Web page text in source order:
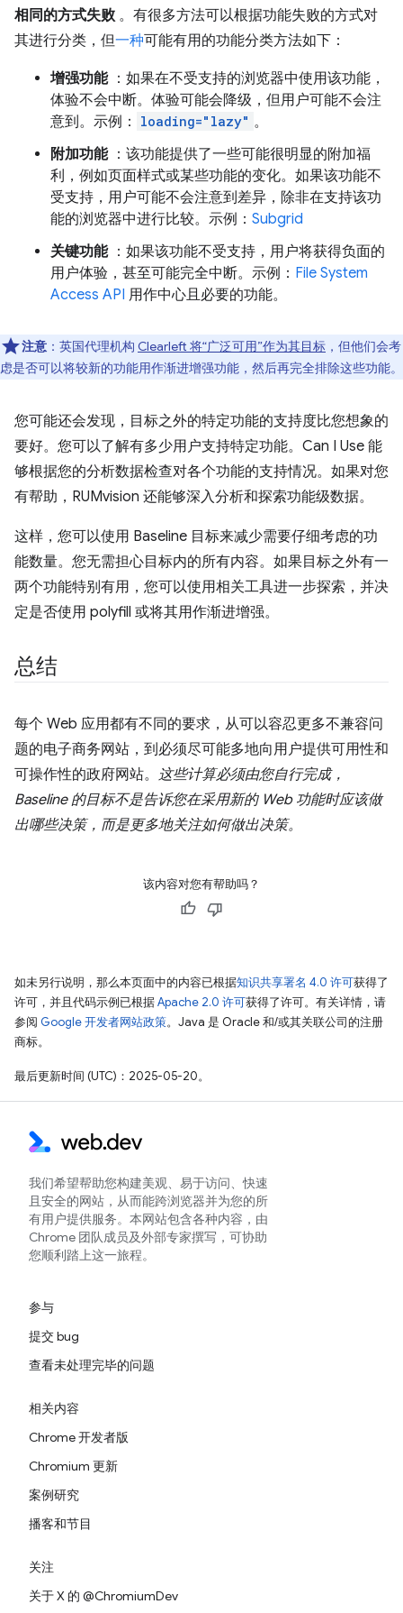
相同的方式失败 。有很多方法可以根据功能失败的方式对
其进行分类，但一种可能有用的功能分类方法如下：
增强功能：如果在不受支持的浏览器中使用该功能，
体验不会中断。体验可能会降级，但用户可能不会注
意到。示例：
loading="lazy" 。
附加功能：该功能提供了一些可能很明显的附加福
利，例如页面样式或某些功能的变化。如果该功能不
受支持，用户可能不会注意到差异，除非在支持该功
能的浏览器中进行比较。示例： Subgrid
关键功能：如果该功能不受支持，用户将获得负面的
用户体验，甚至可能完全中断。示例： File System
Access API 用作中心且必要的功能。
注意 ：英国代理机构 Clearleft 将“广泛可用”作为其目标 ，但他们会考
虑是否可以将较新的功能用作渐进增强功能，然后再完全排除这些功能。
您可能还会发现，目标之外的特定功能的支持度比您想象的
要好。您可以了解有多少用户支持特定功能。Can I Use 能
够根据您的分析数据检查对各个功能的支持情况。如果对您
有帮助，RUMvision 还能够深入分析和探索功能级数据。
这样，您可以使用 Baseline 目标来减少需要仔细考虑的功
能数量。您无需担心目标内的所有内容。如果目标之外有一
两个功能特别有用，您可以使用相关工具进一步探索，并决
定是否使用 polyfill 或将其用作渐进增强。
总结
每个 Web 应用都有不同的要求，从可以容忍更多不兼容问
题的电子商务网站，到必须尽可能多地向用户提供可用性和
可操作性的政府网站。 这些计算必须由您自行完成，
Baseline 的目标不是告诉您在采用新的 Web 功能时应该做
出哪些决策，而是更多地关注如何做出决策。
该内容对您有帮助吗？
如未另行说明，那么本页面中的内容已根据知识共享署名 4.0 许可获得了
许可，并且代码示例已根据Apache 2.0 许可获得了许可。有关详情，请
参阅 Google 开发者网站政策。Java 是 Oracle 和/或其关联公司的注册
商标。
最后更新时间 (UTC)：2025-05-20。
我们希望帮助您构建美观、易于访问、快速
且安全的网站，从而能跨浏览器并为您的所
有用户提供服务。本网站包含各种内容，由
Chrome 团队成员及外部专家撰写，可协助
您顺利踏上这一旅程。
参与
提交 bug
查看未处理完毕的问题
相关内容
Chrome 开发者版
Chromium 更新
案例研究
播客和节目
关注
关于 X 的 @ChromiumDev